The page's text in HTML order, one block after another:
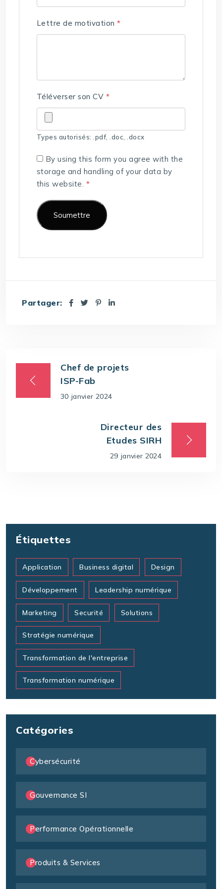
Lettre de motivation*
Téléverser son CV *
Types autorisés: .pdf, .doc, .docx
By using this form you agree with the
storage and handling of your data by
this website. *
Partager:
Chef de projets
ISP-Fab
30 janvier 2024
Directeur des
Etudes SIRH
29 janvier 2024
Étiquettes
Application Business digital Design
Développement Leadership numérique
Marketing Securité Solutions
Stratégie numérique
Transformation de l'entreprise
Transformation numérique
Catégories
Cybersécurité
Gouvernance SI
Performance Opérationnelle
Produits & Services